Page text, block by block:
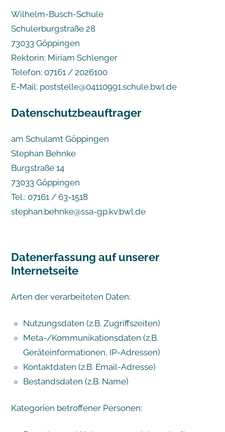
Wilhelm-Busch-Schule
Schulerburgstraße 28
73033 Göppingen
Rektorin: Miriam Schlenger
Telefon: 07161 / 2026100
E-Mail: poststelle@04110991.schule.bwl.de
Datenschutzbeauftrager
am Schulamt Göppingen
Stephan Behnke
Burgstraße 14
73033 Göppingen
Tel.: 07161 / 63-1518
stephan.behnke@ssa-gp.kv.bwl.de
Datenerfassung auf unserer
Internetseite
Arten der verarbeiteten Daten:
Nutzungsdaten (z.B. Zugriffszeiten)
Meta-/Kommunikationsdaten (z.B.
Geräteinformationen, IP-Adressen)
Kontaktdaten (z.B. Email-Adresse)
Bestandsdaten (z.B. Name)
Kategorien betroffener Personen: